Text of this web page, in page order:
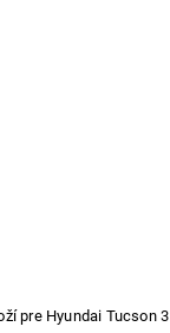
pre Hyundai Tucson 3